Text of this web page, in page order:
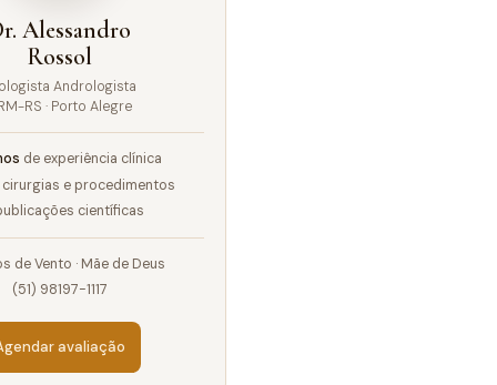
Alessandro
Rossol
Andrologista
RS · Porto Alegre
de experiência clínica
cirurgias e procedimentos
científicas
de Vento · Mãe de Deus
(51) 98197-1117
avaliação